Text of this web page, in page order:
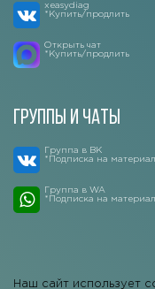
xeasydiag
*Купить/продлить
Открыть чат
*Купить/продлить
Группы и чаты
Группа в ВК
*Подписка на
Группа в WA
*Подписка на
Наш сайт использует